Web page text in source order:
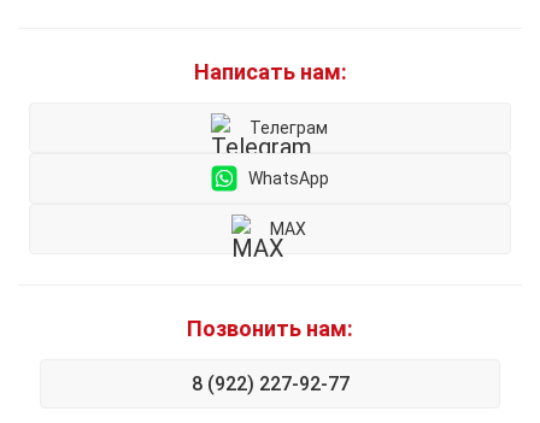
Написать нам:
Телеграм
WhatsApp
MAX
Позвонить нам:
8 (922) 227-92-77